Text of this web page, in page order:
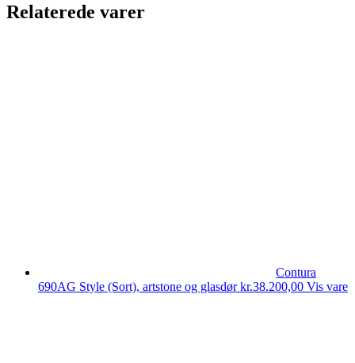
Relaterede varer
Contura
690AG Style (Sort), artstone og glasdør kr.38.200,00 Vis vare